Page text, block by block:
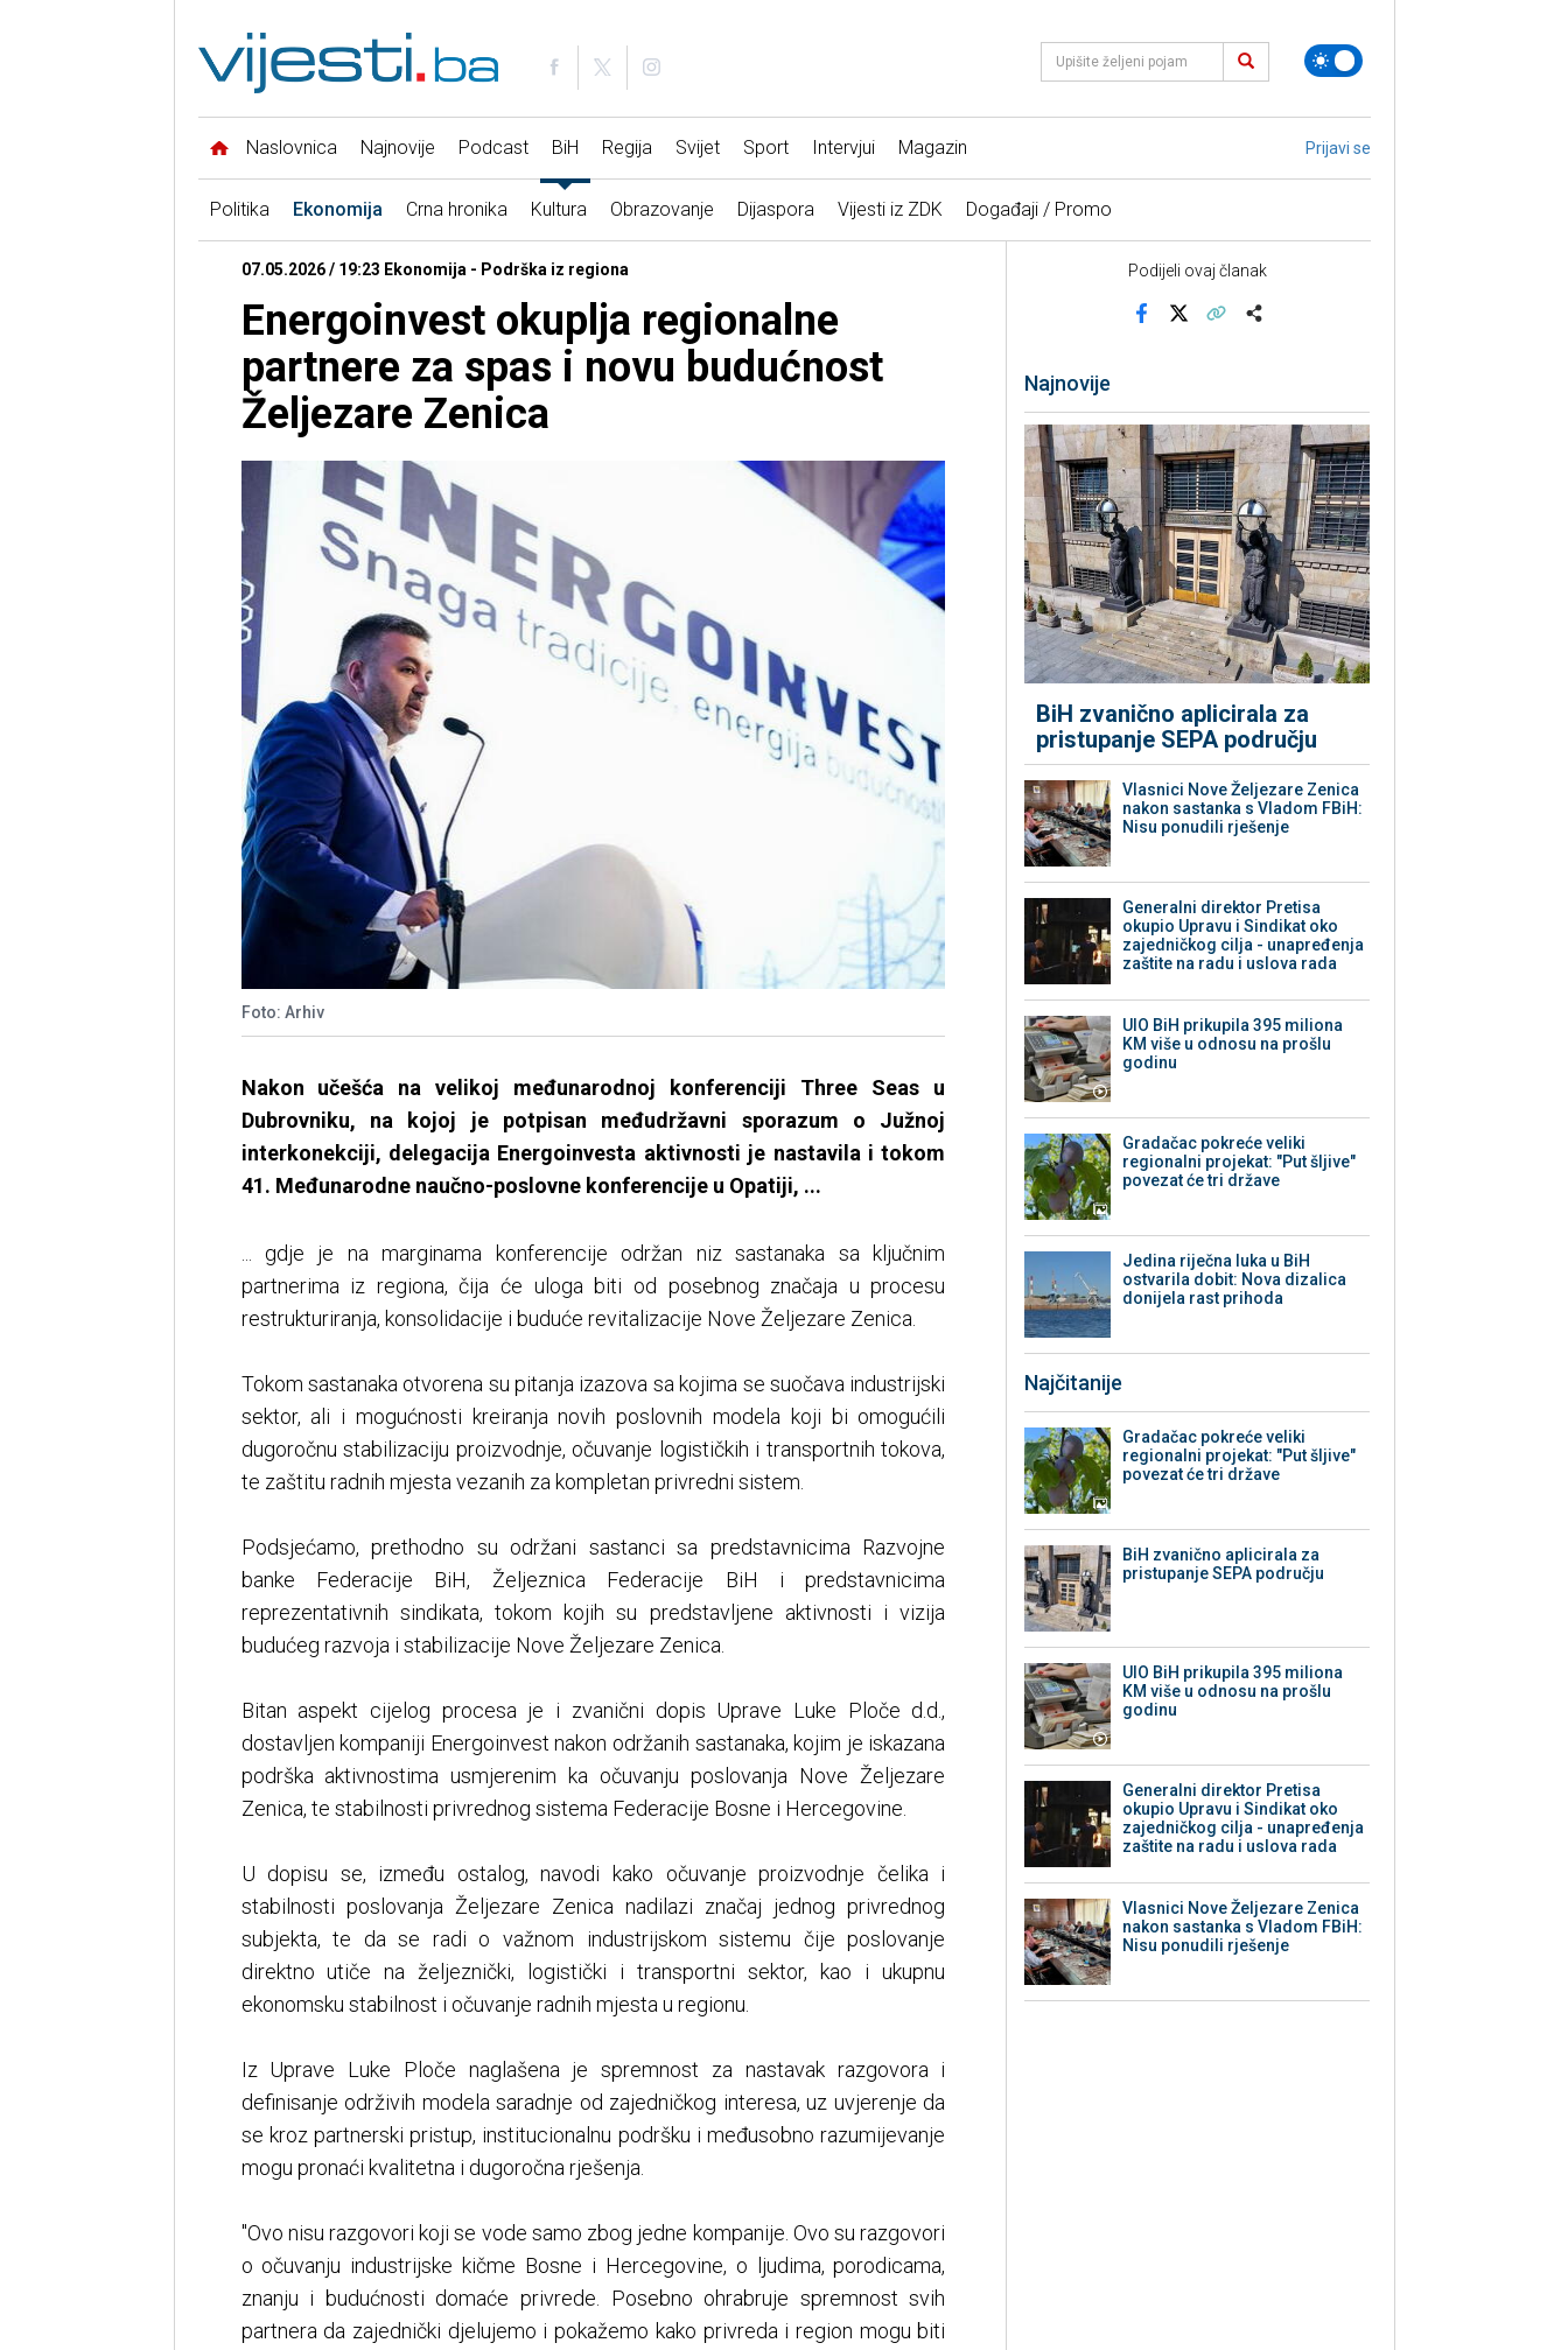
Naslovnica Najnovije Podcast BiH Regija Svijet Sport Intervjui Magazin Prijavi se
Politika Ekonomija Crna hronika Kultura Obrazovanje Dijaspora Vijesti iz ZDK Događaji / Promo
07.05.2026 / 19:23 Ekonomija - Podrška iz regiona
Energoinvest okuplja regionalne
partnere za spas i novu budućnost
Željezare Zenica
Foto: Arhiv
Nakon učešća na velikoj međunarodnoj konferenciji Three Seas u
Dubrovniku, na kojoj je potpisan međudržavni sporazum o Južnoj
interkonekciji, delegacija Energoinvesta aktivnosti je nastavila i tokom
41. Međunarodne naučno-poslovne konferencije u Opatiji, ...
... gdje je na marginama konferencije održan niz sastanaka sa ključnim
partnerima iz regiona, čija će uloga biti od posebnog značaja u procesu
restrukturiranja, konsolidacije i buduće revitalizacije Nove Željezare Zenica.
Tokom sastanaka otvorena su pitanja izazova sa kojima se suočava industrijski
sektor, ali i mogućnosti kreiranja novih poslovnih modela koji bi omogućili
dugoročnu stabilizaciju proizvodnje, očuvanje logističkih i transportnih tokova,
te zaštitu radnih mjesta vezanih za kompletan privredni sistem.
Podsjećamo, prethodno su održani sastanci sa predstavnicima Razvojne
banke Federacije BiH, Željeznica Federacije BiH i predstavnicima
reprezentativnih sindikata, tokom kojih su predstavljene aktivnosti i vizija
budućeg razvoja i stabilizacije Nove Željezare Zenica.
Bitan aspekt cijelog procesa je i zvanični dopis Uprave Luke Ploče d.d.,
dostavljen kompaniji Energoinvest nakon održanih sastanaka, kojim je iskazana
podrška aktivnostima usmjerenim ka očuvanju poslovanja Nove Željezare
Zenica, te stabilnosti privrednog sistema Federacije Bosne i Hercegovine.
U dopisu se, između ostalog, navodi kako očuvanje proizvodnje čelika i
stabilnosti poslovanja Željezare Zenica nadilazi značaj jednog privrednog
subjekta, te da se radi o važnom industrijskom sistemu čije poslovanje
direktno utiče na željeznički, logistički i transportni sektor, kao i ukupnu
ekonomsku stabilnost i očuvanje radnih mjesta u regionu.
Iz Uprave Luke Ploče naglašena je spremnost za nastavak razgovora i
definisanje održivih modela saradnje od zajedničkog interesa, uz uvjerenje da
se kroz partnerski pristup, institucionalnu podršku i međusobno razumijevanje
mogu pronaći kvalitetna i dugoročna rješenja.
"Ovo nisu razgovori koji se vode samo zbog jedne kompanije. Ovo su razgovori
o očuvanju industrijske kičme Bosne i Hercegovine, o ljudima, porodicama,
znanju i budućnosti domaće privrede. Posebno ohrabruje spremnost svih
partnera da zajednički djelujemo i pokažemo kako privreda i region mogu biti
Podijeli ovaj članak
Najnovije
BiH zvanično aplicirala za
pristupanje SEPA području
Vlasnici Nove Željezare Zenica
nakon sastanka s Vladom FBiH:
Nisu ponudili rješenje
Generalni direktor Pretisa
okupio Upravu i Sindikat oko
zajedničkog cilja - unapređenja
zaštite na radu i uslova rada
UIO BiH prikupila 395 miliona
KM više u odnosu na prošlu
godinu
Gradačac pokreće veliki
regionalni projekat: "Put šljive"
povezat će tri države
Jedina riječna luka u BiH
ostvarila dobit: Nova dizalica
donijela rast prihoda
Najčitanije
Gradačac pokreće veliki
regionalni projekat: "Put šljive"
povezat će tri države
BiH zvanično aplicirala za
pristupanje SEPA području
UIO BiH prikupila 395 miliona
KM više u odnosu na prošlu
godinu
Generalni direktor Pretisa
okupio Upravu i Sindikat oko
zajedničkog cilja - unapređenja
zaštite na radu i uslova rada
Vlasnici Nove Željezare Zenica
nakon sastanka s Vladom FBiH:
Nisu ponudili rješenje